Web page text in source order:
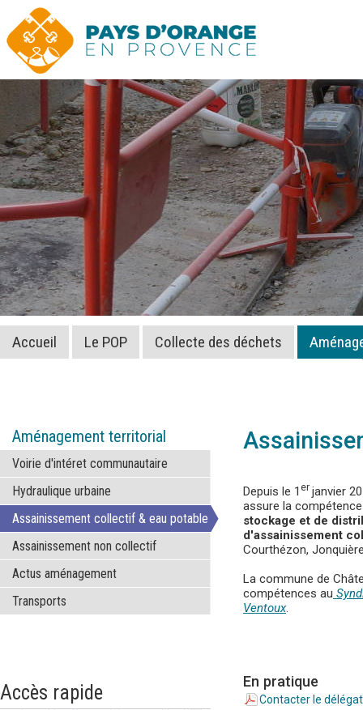
Accueil Le POP Collecte des déchets
Aménagement territorial
Voirie d'intéret communautaire
Hydraulique urbaine
Assainissement collectif & eau potable
Assainissement non collectif
Actus aménagement
Transports
Accès rapide
Depuis le 1 er janvier
assure la
stockage et de
d'assainissement
Courthézon,
La commune de
compétences au
Ventoux.
En pratique
Contacter le